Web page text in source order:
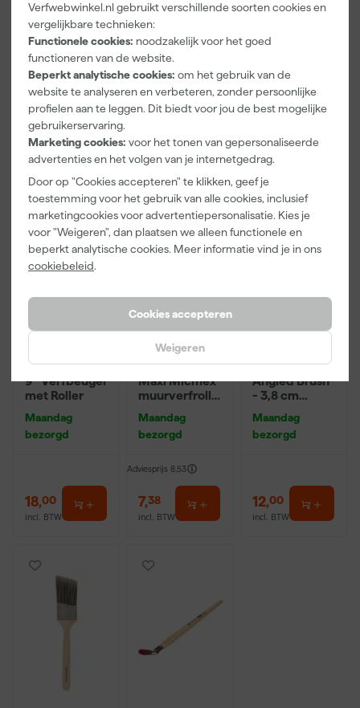
Verfwebwinkel.nl gebruikt verschillende soorten cookies en
vergelijkbare technieken:
Functionele cookies: noodzakelijk voor het goed
functioneren van de website.
Beperkt analytische cookies: om het gebruik van de
website te analyseren en verbeteren, zonder persoonlijke
profielen aan te leggen. Dit biedt voor jou de best mogelijke
gebruikerservaring.
Marketing cookies: voor het tonen van gepersonaliseerde
advertenties en het volgen van je internetgedrag.
Door op "Cookies accepteren" te klikken, geef je
toestemming voor het gebruik van alle cookies, inclusief
marketingcookies voor advertentiepersonalisatie. Kies je
voor "Weigeren", dan plaatsen we alleen functionele en
beperkt analytische cookies. Meer informatie vind je in ons
cookiebeleid.
Cookies accepteren
Weigeren
Farrow & Ball
F&B
Kleurenwaaie
r
Maandag
bezorgd
22,00
incl. BTW
Go!Paint Roll
And Go
Verfbak -
12cm Roller -
0,5L + 5
Inzetbakken
Maandag
bezorgd
3, 99
incl. BTW
Klingspor
100X70X25m
P220
bezorgd
1,39
incl. BTW
Farrow & Ball
9" Verfbeugel
met Roller
Maandag
bezorgd
18,00
incl. BTW
Anza PRO
Maxi Micmex
muurverfrolle
Maandag
bezorgd
Adviesprijs 8,53
7,38
incl. BTW
Farrow & Ball
Angled Brush
- 3,8 cm
Maandag
bezorgd
12,00
incl. BTW